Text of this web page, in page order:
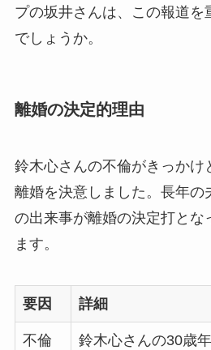
プの坂井さんは、この報道を
でしょうか。
離婚の決定的理由
鈴木心さんの不倫がきっかけ
離婚を決意しました。長年の
の出来事が離婚の決定打とな
ます。
要因 詳細
不倫
鈴木心さんの30歳